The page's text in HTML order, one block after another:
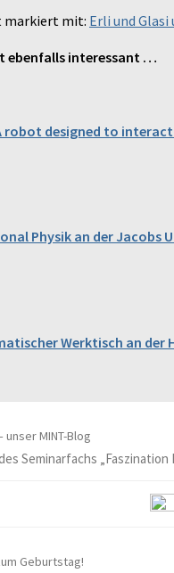
markiert mit: Erli und
ebenfalls interessant …
robot designed to
Physik an der Jacobs
Werktisch an der
MINT-Blog
Seminarfachs
Geburtstag!